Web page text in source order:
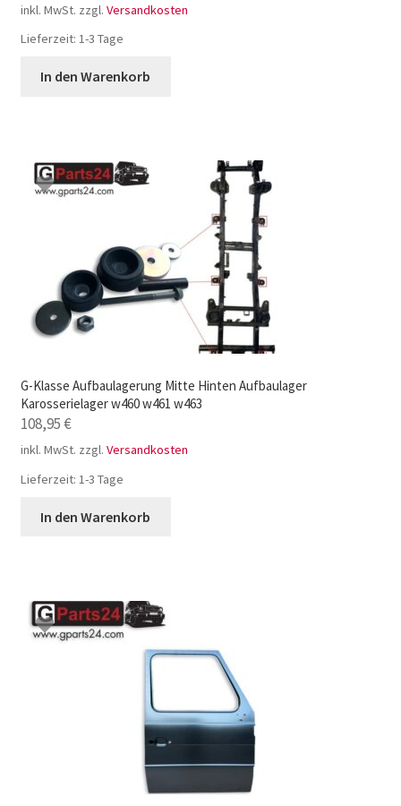
inkl. MwSt. zzgl. Versandkosten
Lieferzeit: 1-3 Tage
In den Warenkorb
G-Klasse Aufbaulagerung Mitte Hinten Aufbaulager
Karosserielager w460 w461 w463
108,95€
inkl. MwSt. zzgl. Versandkosten
Lieferzeit: 1-3 Tage
In den Warenkorb